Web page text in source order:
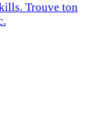
Trouve ton